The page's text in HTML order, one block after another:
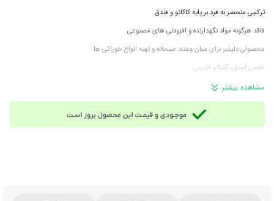
ترکیبی منحصر به فرد بر پایه کاکائو و فندق
فاقد هرگونه مواد نگهدارنده و افزودنی های مصنوعی
محصولی دلپذیر برای میان وعده، صبحانه و تهیه انواع خوراکی ها
طعمی اصیل، آشنا و قدیمی
شیشه 630 گرمی
محصول ترکیه تحت لیسانس فررو Ferrero ایتالیا
مشاهده بیشتر